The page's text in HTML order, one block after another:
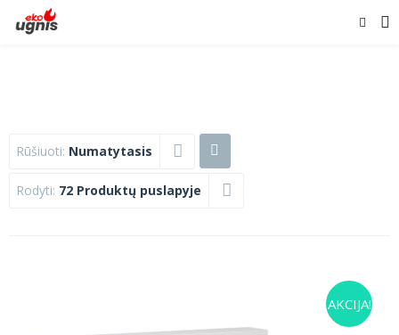
Rūšiuoti: Numatytasis
Rodyti: 72 Produktų puslapyje
AKCIJA!